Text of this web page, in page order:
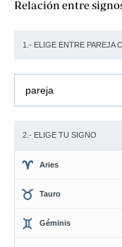
Relación entre
1.- ELIGE ENTRE PAREJA
pareja
2.- ELIGE TU SIGNO
Aries
Tauro
Géminis